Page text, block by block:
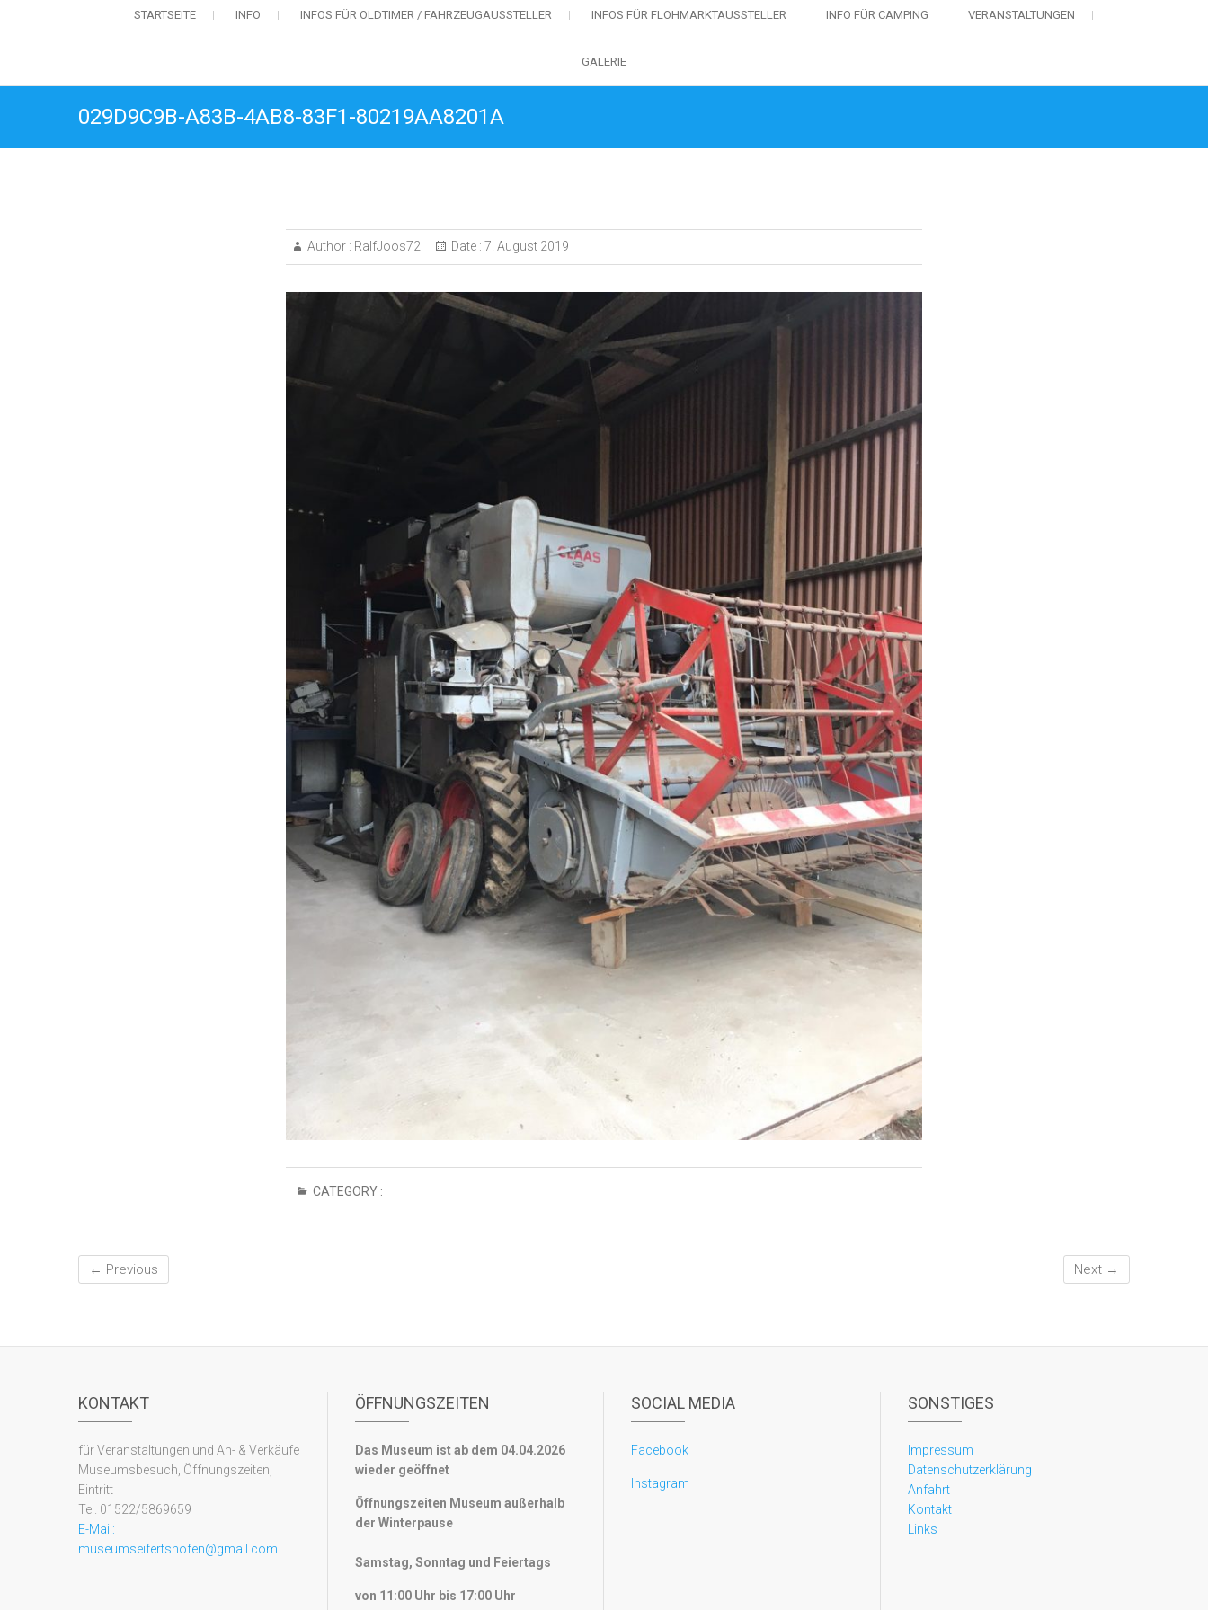
STARTSEITE INFO INFOS FÜR OLDTIMER / FAHRZEUGAUSSTELLER INFOS FÜR FLOHMARKTAUSSTELLER INFO FÜR CAMPING VERANSTALTUNGEN
GALERIE
029D9C9B-A83B-4AB8-83F1-80219AA8201A
Author : RalfJoos72 Date : 7. August 2019
CATEGORY :
← Previous Next →
KONTAKT
für Veranstaltungen und An- & Verkäufe
Museumsbesuch, Öffnungszeiten,
Eintritt
Tel. 01522/5869659
E-Mail:
museumseifertshofen@gmail.com
ÖFFNUNGSZEITEN
Das Museum ist ab dem 04.04.2026
wieder geöffnet
Öffnungszeiten Museum außerhalb
der Winterpause
Samstag, Sonntag und Feiertags
von 11:00 Uhr bis 17:00 Uhr
SOCIAL MEDIA
Facebook
Instagram
SONSTIGES
Impressum
Datenschutzerklärung
Anfahrt
Kontakt
Links